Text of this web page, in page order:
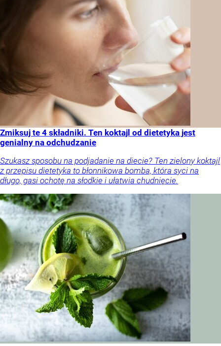
Zmiksuj te 4 składniki. Ten koktajl od dietetyka jest
genialny na odchudzanie
Szukasz sposobu na podjadanie na diecie? Ten zielony koktajl
z przepisu dietetyka to błonnikowa bomba, która syci na
długo, gasi ochotę na słodkie i ułatwia chudnięcie.